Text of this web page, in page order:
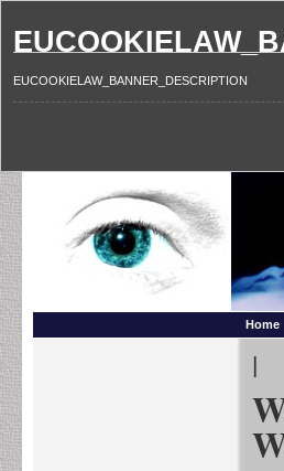
EUCOOKIELAW_BANNER_DESCRIPTION
Home
|